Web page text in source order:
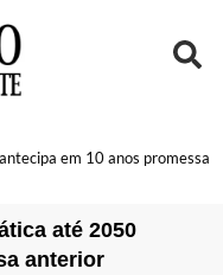
em 10 anos promessa
até 2050
anterior